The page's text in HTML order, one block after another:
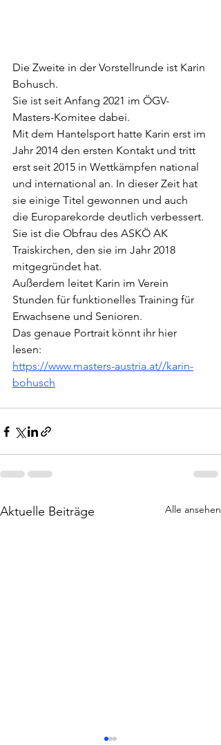
Die Zweite in der Vorstellrunde ist Karin
Bohusch.
Sie ist seit Anfang 2021 im ÖGV-
Masters-Komitee dabei.
Mit dem Hantelsport hatte Karin erst im
Jahr 2014 den ersten Kontakt und tritt
erst seit 2015 in Wettkämpfen national
und international an. In dieser Zeit hat
sie einige Titel gewonnen und auch
die Europarekorde deutlich verbessert.
Sie ist die Obfrau des ASKÖ AK
Traiskirchen, den sie im Jahr 2018
mitgegründet hat.
Außerdem leitet Karin im Verein
Stunden für funktionelles Training für
Erwachsene und Senioren.
Das genaue Portrait könnt ihr hier
lesen:
https://www.masters-austria.at//karin-
bohusch
Aktuelle Beiträge Alle ansehen